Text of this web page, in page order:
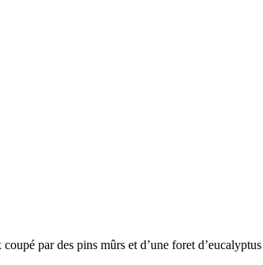
par des pins mûrs et d’une foret